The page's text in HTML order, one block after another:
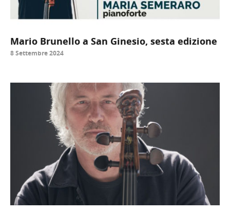
Mario Brunello a San Ginesio, sesta edizione
8 Settembre 2024